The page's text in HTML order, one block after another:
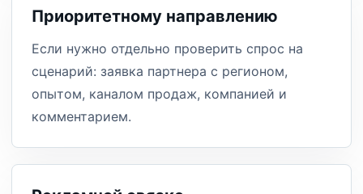
Приоритетному направлению
Если нужно отдельно проверить спрос на
сценарий: заявка партнера с регионом,
опытом, каналом продаж, компанией и
комментарием.